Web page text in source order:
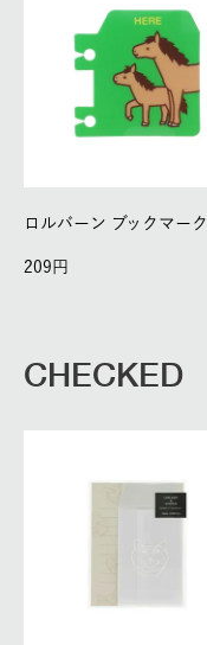
ロルバーン ブックマーク
209
CHECKED